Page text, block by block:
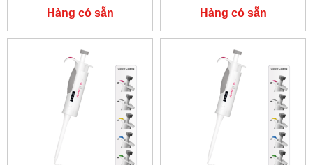
MICROLIT (1ML) HÃNG
AHN - ĐỨC
Hàng có sẵn
MICROLIT HÃNG AHN -
ĐỨC
Hàng có sẵn